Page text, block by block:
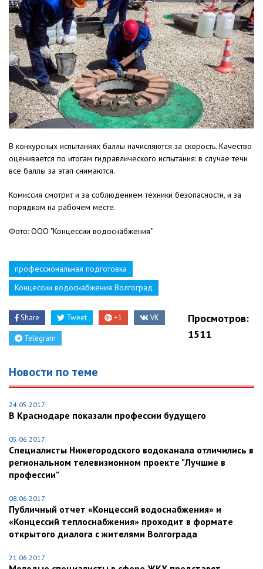
В конкурсных испытаниях баллы начисляются за скорость. Качество
оценивается по итогам гидравлического испытания: в случае течи
все баллы за этап снимаются.
Комиссия смотрит и за соблюдением техники безопасности, и за
порядком на рабочем месте.
Фото: ООО "Концессии водоснабжения"
профессиональная подготовка
Концессии водоснабжения Волгоград
Share Tweet +1 VK
Telegram
Просмотров:
1511
Новости по теме
24.05.2017
В Краснодаре показали профессии будущего
05.06.2017
Специалисты Нижегородского водоканала отличились в
региональном телевизионном проекте "Лучшие в
профессии"
08.06.2017
Публичный отчет «Концессий водоснабжения» и
«Концессий теплоснабжения» проходит в формате
открытого диалога с жителями Волгограда
21.06.2017